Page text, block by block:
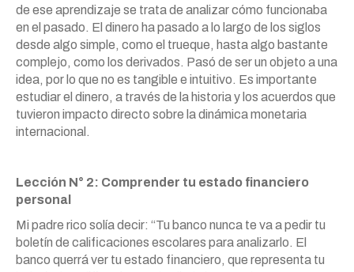
de ese aprendizaje se trata de analizar cómo funcionaba
en el pasado. El dinero ha pasado a lo largo de los siglos
desde algo simple, como el trueque, hasta algo bastante
complejo, como los derivados. Pasó de ser un objeto a una
idea, por lo que no es tangible e intuitivo. Es importante
estudiar el dinero, a través de la historia y los acuerdos que
tuvieron impacto directo sobre la dinámica monetaria
internacional.
Lección N° 2: Comprender tu estado financiero
personal
Mi padre rico solía decir: “Tu banco nunca te va a pedir tu
boletín de calificaciones escolares para analizarlo. El
banco querrá ver tu estado financiero, que representa tu